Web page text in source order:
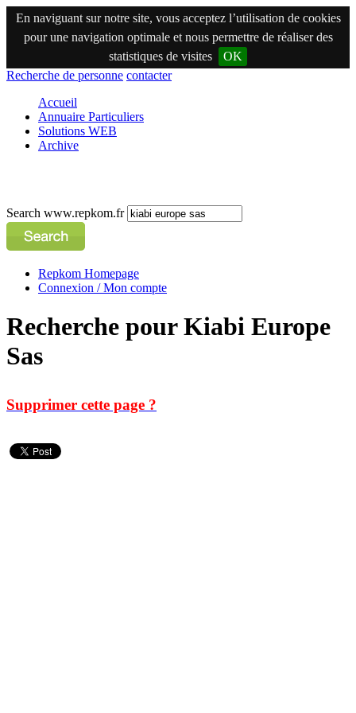
En naviguant sur notre site, vous acceptez l’utilisation de cookies
pour une navigation optimale et nous permettre de réaliser des
statistiques de visites
OK
Recherche de personne contacter
Accueil
Annuaire Particuliers
Solutions WEB
Archive
Search www.repkom.fr
Repkom Homepage
Connexion / Mon compte
Recherche pour Kiabi Europe
Sas
Supprimer cette page ?